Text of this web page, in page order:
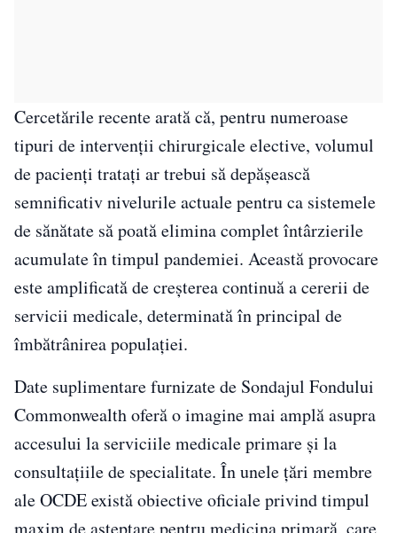
Cercetările recente arată că, pentru numeroase
tipuri de intervenții chirurgicale elective, volumul
de pacienți tratați ar trebui să depășească
semnificativ nivelurile actuale pentru ca sistemele
de sănătate să poată elimina complet întârzierile
acumulate în timpul pandemiei. Această provocare
este amplificată de creșterea continuă a cererii de
servicii medicale, determinată în principal de
îmbătrânirea populației.
Date suplimentare furnizate de Sondajul Fondului
Commonwealth oferă o imagine mai amplă asupra
accesului la serviciile medicale primare și la
consultațiile de specialitate. În unele țări membre
ale OCDE există obiective oficiale privind timpul
maxim de așteptare pentru medicina primară, care